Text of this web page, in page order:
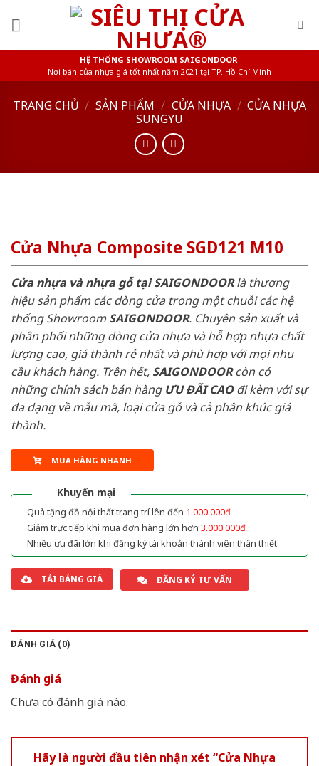
HỆ THỐNG SHOWROOM SAIGONDOOR
Nơi bán cửa nhựa giá tốt nhất năm 2021 tại TP. Hồ Chí Minh
TRANG CHỦ / SẢN PHẨM / CỬA NHỰA / CỬA NHỰA
SUNGYU
Cửa Nhựa Composite SGD121 M10
Cửa nhựa và nhựa gỗ tại SAIGONDOORlà thương
hiệu sản phẩm các dòng cửa trong một chuỗi các hệ
thống ShowroomSAIGONDOOR. Chuyên sản xuất và
phân phối những dòng cửa nhựa và hỗ hợp nhựa chất
lượng cao, giá thành rẻ nhất và phù hợp với mọi nhu
cầu khách hàng. Trên hết, SAIGONDOORcòn có
những chính sách bán hàng ƯU ĐÃI CAOđi kèm với sự
đa dạng về mẫu mã, loại cửa gỗ và cả phân khúc giá
thành.
MUA HÀNG NHANH
Khuyến mại
Quà tặng đồ nội thất trang trí lên đến 1.000.000đ
Giảm trực tiếp khi mua đơn hàng lớn hơn 3.000.000đ
Nhiều ưu đãi lớn khi đăng ký tài khoản thành viên thân thiết
TẢI BẢNG GIÁ ĐĂNG KÝ TƯ VẤN
ĐÁNH GIÁ (0)
Đánh giá
Chưa có đánh giá nào.
Hãy là người đầu tiên nhận xét “Cửa Nhựa